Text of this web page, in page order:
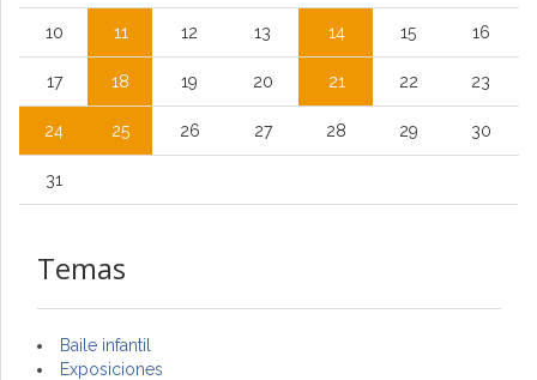
10 11 12 13 14 15 16
17 18 19 20 21 22 23
24 25 26 27 28 29 30
31
Temas
Baile infantil
Exposiciones